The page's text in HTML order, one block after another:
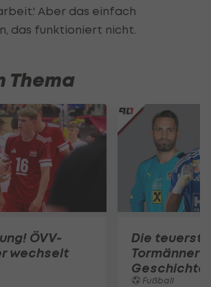
Aber das einfach
das funktioniert nicht.
Thema
ÖVV-
wechselt
Die
Tormänner
Geschichte
Fußball